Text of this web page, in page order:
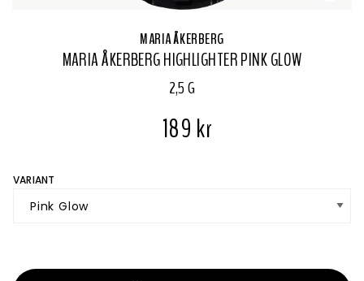
MARIA ÅKERBERG
MARIA ÅKERBERG HIGHLIGHTER PINK GLOW
2,5 G
189 kr
VARIANT